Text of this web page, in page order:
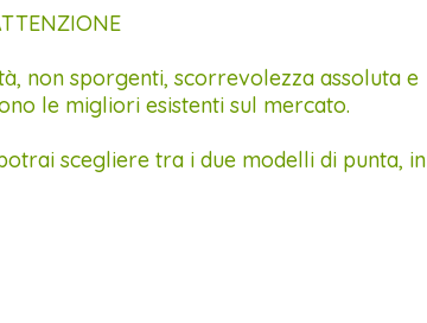
non sporgenti, scorrevolezza assoluta e
le migliori esistenti sul mercato.
scegliere tra i due modelli di punta, in